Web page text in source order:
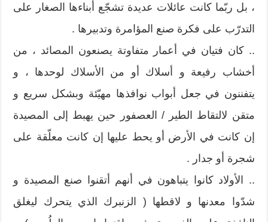
، بل ربّما كانت عائلات عديدة تشجّع أبناءها الصغار على
التدرّب على فكرة صنع المؤامرة وتدبيرها .
.. كان فتيان في أعمار متفاوتة يصنعون المصائد ، من
أخشاب رفيعة و أسلاك أو من الأسلاك لوحدها ، و
يتفننون في جعل أبواب نوافذها مهيّئة وبشكل سريع و
متقن لالتقاط الطير / العصفور حين يهبط إلى المصيدة
إن كانت في الأرض أو يحط عليها إن كانت معلّقة على
شجرة أو جدار .
.. الأولاد كانوا يتباهون في أنهم أتقنوا صنع المصيدة و
شدّوا معدنها و لاقطها ( الزنبرك الذي يتحرك ليغلق